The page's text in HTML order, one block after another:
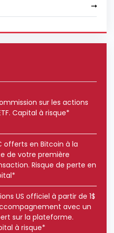
sur les actions
Capital à risque*
offerts en Bitcoin à la
de votre première
Risque de perte en
US officiel à partir de 1$
avec un
sur la plateforme.
à risque*